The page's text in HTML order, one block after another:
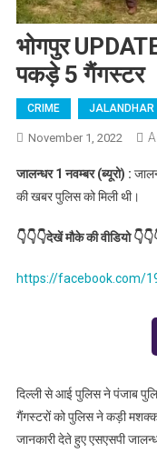
भोगपुर
पकड़े 5 गैंगस्टर
CRIME JALANDHAR
November 1, 2022
जालन्धर 1 नवम्बर (ब्यूरो) :
की खबर पुलिस को मिली थी।
👇👇👇देखें मौके की वीडियो
https://facebook.com/
दिल्ली से आई पुलिस ने पंजाब
गैंगस्टरों को पुलिस ने कड़ी
जानकारी देते हुए एसएसपी